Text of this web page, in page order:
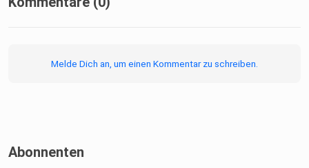
Melde Dich an, um einen Kommentar zu schreiben.
Abonnenten